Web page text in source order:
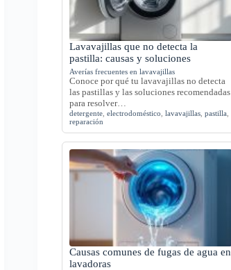
Lavavajillas que no detecta la
pastilla: causas y soluciones
Averías frecuentes en lavavajillas
Conoce por qué tu lavavajillas no detecta
las pastillas y las soluciones recomendadas
para resolver…
detergente ,electrodoméstico ,lavavajillas ,pastilla
reparación
Causas comunes de fugas de agua en
lavadoras